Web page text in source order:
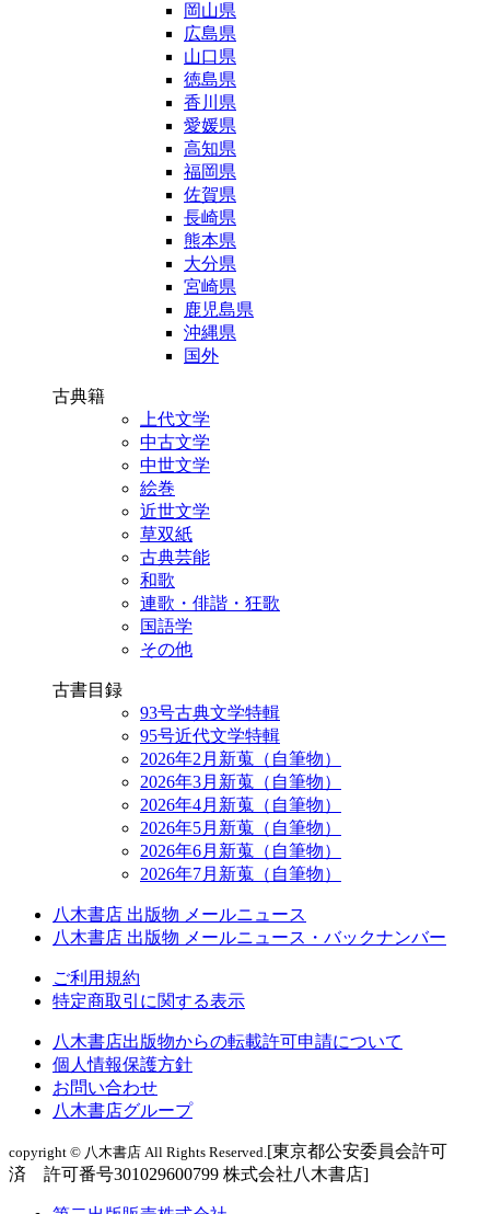
岡山県
広島県
山口県
徳島県
香川県
愛媛県
高知県
福岡県
佐賀県
長崎県
熊本県
大分県
宮崎県
鹿児島県
沖縄県
国外
古典籍
上代文学
中古文学
中世文学
絵巻
近世文学
草双紙
古典芸能
和歌
連歌・俳諧・狂歌
国語学
その他
古書目録
93号古典文学特輯
95号近代文学特輯
2026年2月新蒐（自筆物）
2026年3月新蒐（自筆物）
2026年4月新蒐（自筆物）
2026年5月新蒐（自筆物）
2026年6月新蒐（自筆物）
2026年7月新蒐（自筆物）
八木書店 出版物 メールニュース
八木書店 出版物 メールニュース・バックナンバー
ご利用規約
特定商取引に関する表示
八木書店出版物からの転載許可申請について
個人情報保護方針
お問い合わせ
八木書店グループ
copyright © 八木書店 All Rights Reserved.[東京都公安委員会許可
済 許可番号301029600799 株式会社八木書店]